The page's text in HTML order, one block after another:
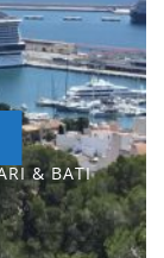
& BATI